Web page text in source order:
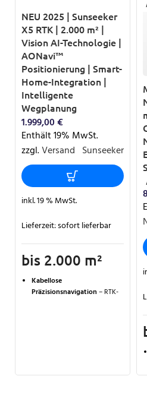
NEU 2025 | Sunseeker
X5 RTK | 2.000 m² |
Vision AI-Technologie |
AONavi™
Positionierung | Smart-
Home-Integration |
Intelligente
Wegplanung
1.999,00€
Enthält 19% MwSt.
zzgl.Versand Sunseeker
inkl. 19 % MwSt.
Lieferzeit:sofort lieferbar
bis 2.000 m²
Kabellose
Präzisionsnavigation – RTK-
Steigungen bis60 % (30°)